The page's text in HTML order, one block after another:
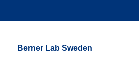
Berner Lab Sweden